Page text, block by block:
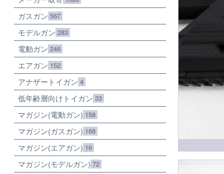
ガスガン 567
モデルガン 283
電動ガン 246
エアガン 152
アナザートイガン 4
低年齢層向けトイガン 33
マガジン(電動ガン) 158
マガジン(ガスガン) 168
マガジン(エアガン) 16
マガジン(モデルガン) 72